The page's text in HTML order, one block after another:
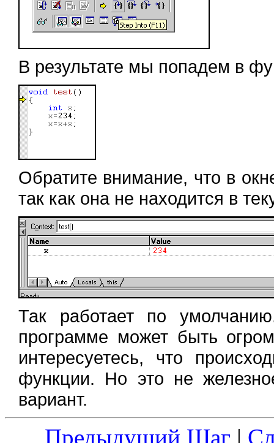
В результате мы попадем в
Обратите внимание, что в
так как она не находится в
Так работает по
программе может быть
интересуетесь, что
функции. Но это не
вариант.
Предыдущий Шаг |